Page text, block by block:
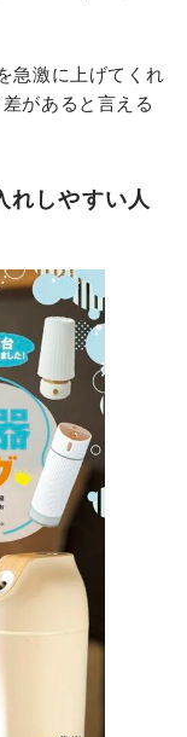
急激に上げてくれ
があると言える
れしやすい人